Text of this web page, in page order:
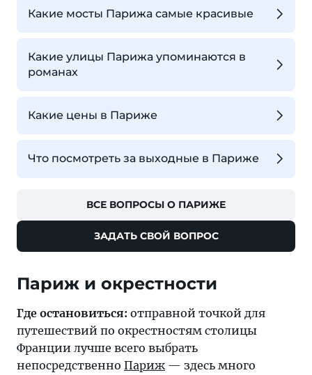
Какие мосты Парижа самые красивые
Какие улицы Парижа упоминаются в
романах
Какие цены в Париже
Что посмотреть за выходные в Париже
ВСЕ ВОПРОСЫ О ПАРИЖЕ
ЗАДАТЬ СВОЙ ВОПРОС
Париж и окрестности
Где остановиться: отправной точкой для
путешествий по окрестностям столицы
Франции лучше всего выбрать
непосредственно Париж — здесь много